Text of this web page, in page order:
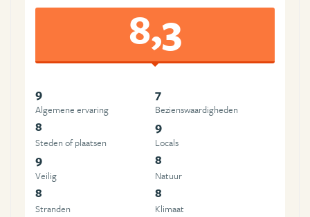
8,3
9
Algemene ervaring
7
Beziens­waardigheden
8
Steden of plaatsen
9
Locals
9
Veilig
8
Natuur
8
Stranden
8
Klimaat